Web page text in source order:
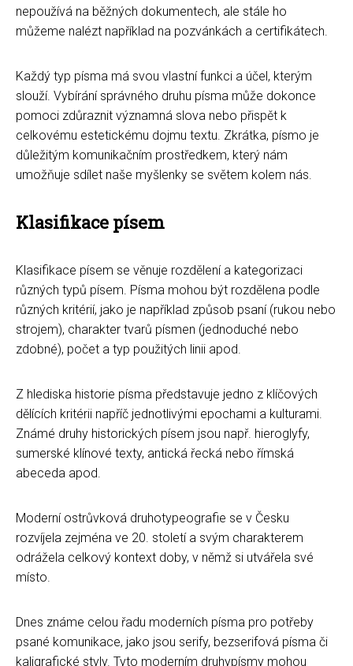
nepoužívá na běžných dokumentech, ale stále ho
můžeme nalézt například na pozvánkách a certifikátech.
Každý typ písma má svou vlastní funkci a účel, kterým
slouží. Vybírání správného druhu písma může dokonce
pomoci zdůraznit významná slova nebo přispět k
celkovému estetickému dojmu textu. Zkrátka, písmo je
důležitým komunikačním prostředkem, který nám
umožňuje sdílet naše myšlenky se světem kolem nás.
Klasifikace písem
Klasifikace písem se věnuje rozdělení a kategorizaci
různých typů písem. Písma mohou být rozdělena podle
různých kritérií, jako je například způsob psaní (rukou nebo
strojem), charakter tvarů písmen (jednoduché nebo
zdobné), počet a typ použitých linii apod.
Z hlediska historie písma představuje jedno z klíčových
dělících kritérii napříč jednotlivými epochami a kulturami.
Známé druhy historických písem jsou např. hieroglyfy,
sumerské klínové texty, antická řecká nebo římská
abeceda apod.
Moderní ostrůvková druhotypeografie se v Česku
rozvíjela zejména ve 20. století a svým charakterem
odrážela celkový kontext doby, v němž si utvářela své
místo.
Dnes známe celou řadu moderních písma pro potřeby
psané komunikace, jako jsou serify, bezserifová písma či
kaligrafické styly. Tyto moderním druhypísmy mohou